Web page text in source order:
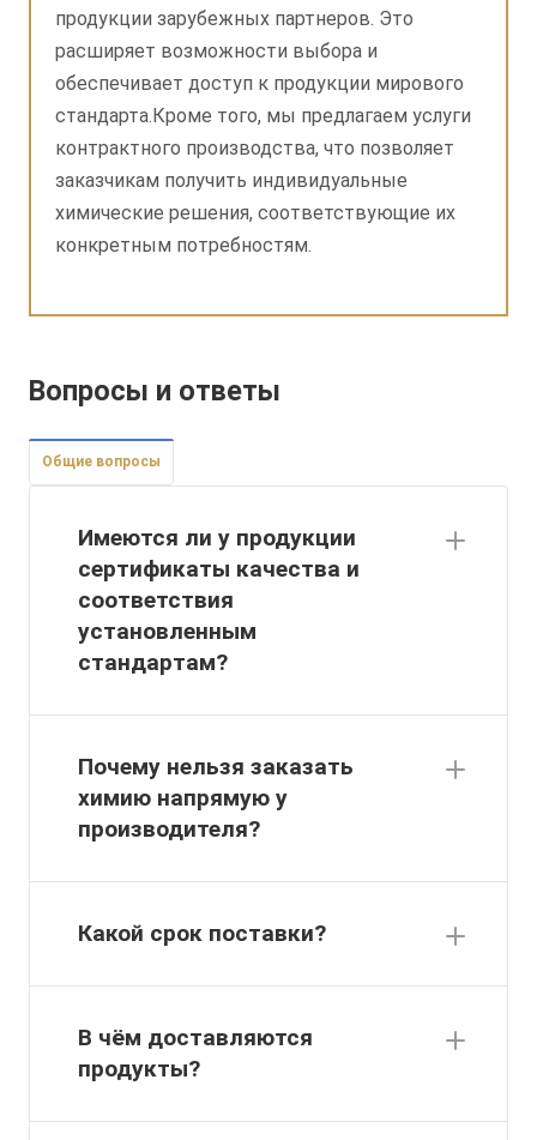
продукции зарубежных партнеров. Это
расширяет возможности выбора и
обеспечивает доступ к продукции мирового
стандарта.Кроме того, мы предлагаем услуги
контрактного производства, что позволяет
заказчикам получить индивидуальные
химические решения, соответствующие их
конкретным потребностям.
Вопросы и ответы
Общие вопросы
Имеются ли у продукции
сертификаты качества и
соответствия
установленным
стандартам?
Почему нельзя заказать
химию напрямую у
производителя?
Какой срок поставки?
В чём доставляются
продукты?